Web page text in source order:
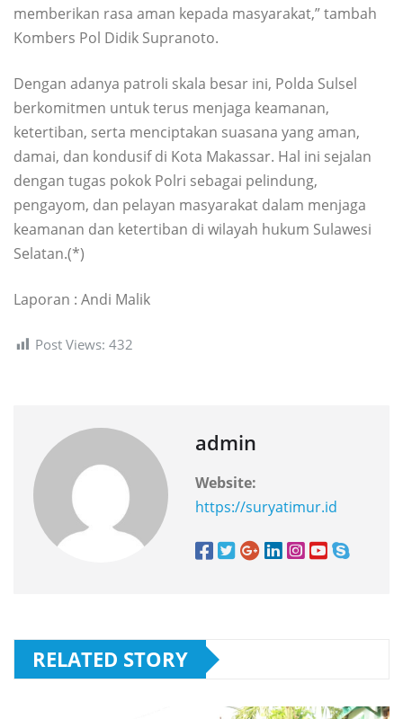
memberikan rasa aman kepada masyarakat,” tambah
Kombers Pol Didik Supranoto.
Dengan adanya patroli skala besar ini, Polda Sulsel
berkomitmen untuk terus menjaga keamanan,
ketertiban, serta menciptakan suasana yang aman,
damai, dan kondusif di Kota Makassar. Hal ini sejalan
dengan tugas pokok Polri sebagai pelindung,
pengayom, dan pelayan masyarakat dalam menjaga
keamanan dan ketertiban di wilayah hukum Sulawesi
Selatan.(*)
Laporan : Andi Malik
Post Views: 432
admin
Website:
https://suryatimur.id
RELATED STORY